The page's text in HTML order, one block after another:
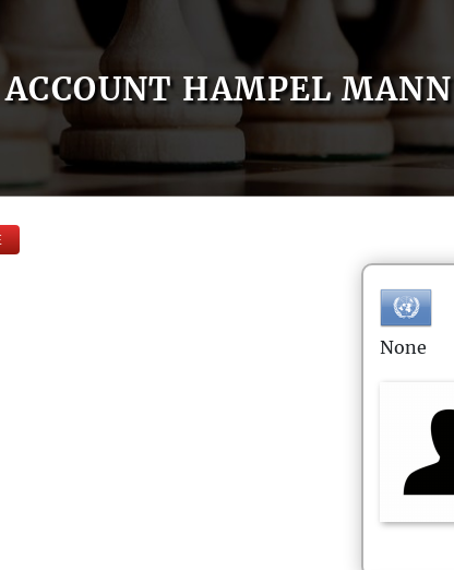
ACCOUNT HAMPEL MANN
None